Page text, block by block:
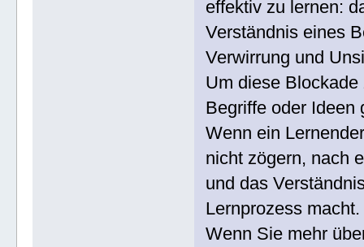
effektiv zu lernen:
Verständnis eines
Verwirrung und
Um diese
Begriffe oder Ideen
Wenn ein
nicht zögern, nach
und das
Lernprozess macht.
Wenn Sie mehr